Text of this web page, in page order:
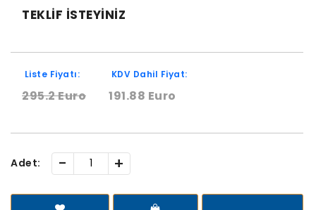
TEKLIF ISTEYINIZ
Liste Fiyatı:
295.2 Euro
KDV Dahil Fiyat:
191.88 Euro
Adet: - +